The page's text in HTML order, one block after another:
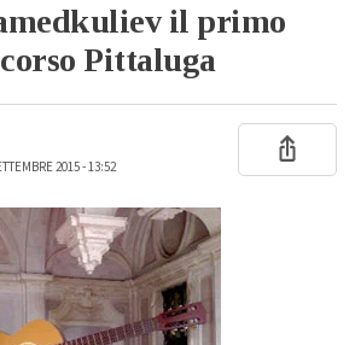
il primo
Pittaluga
2015 - 13:52